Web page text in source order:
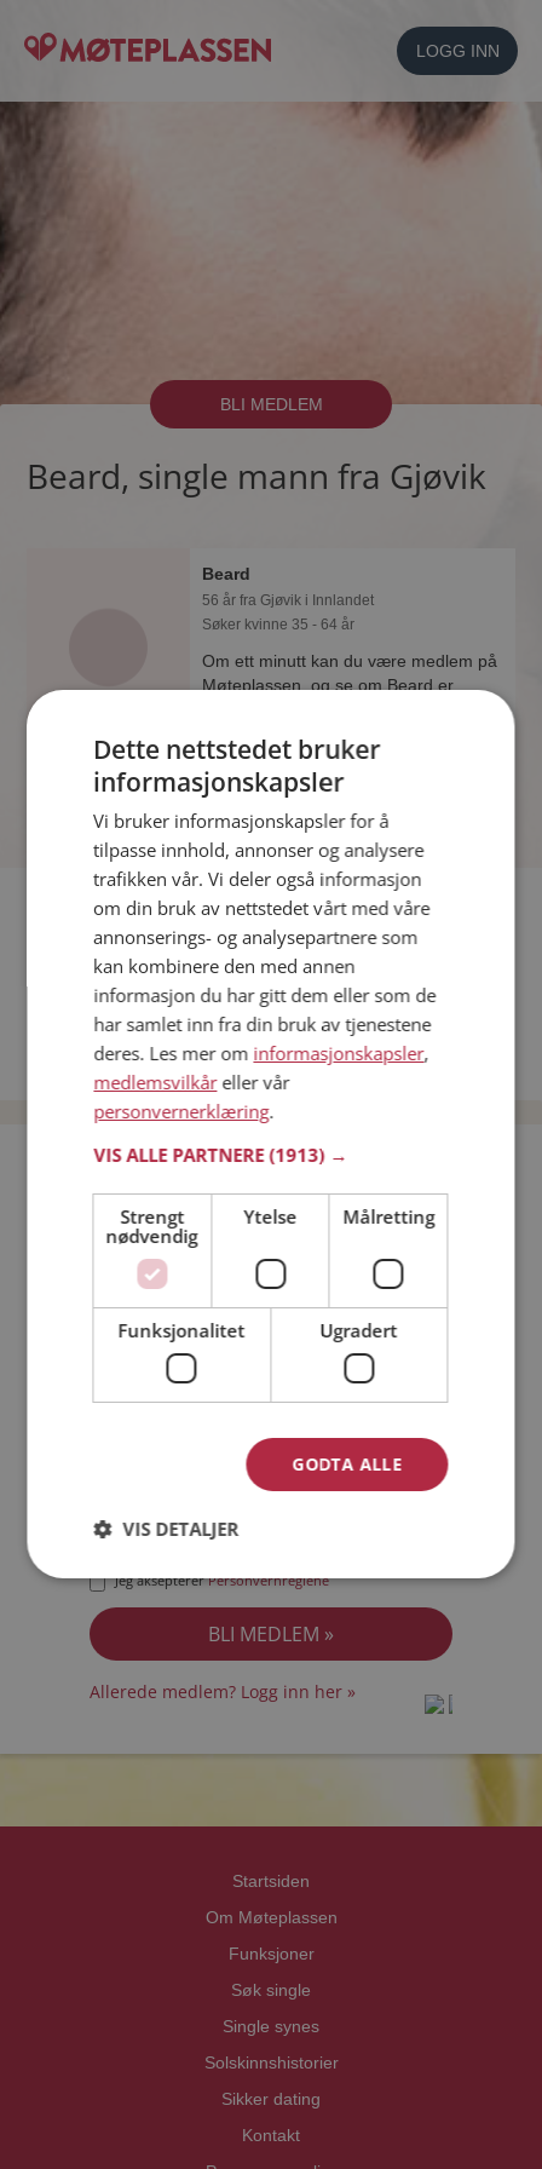
LOGG INN
BLI MEDLEM
Beard, single mann fra Gjøvik
Beard
56 år fra Gjøvik i Innlandet
Søker kvinne 35 - 64 år
Om ett minutt kan du være medlem på
Møteplassen, og se om Beard er
Fler single
Flere singlemenn fra Gjøvik:Hei, Harald,
Kvinner fra Gjøvik
Date kvinner i Norge
Date menn i Norge
Bli medlem gratis!
Jeg er en:
Jeg akseptererPersonvernreglene
Allerede medlem? Logg inn her »
Startsiden
Om Møteplassen
Funksjoner
Søk single
Single synes
Solskinnshistorier
Sikker dating
Kontakt
Dette nettstedet bruker
informasjonskapsler
Vi bruker informasjonskapsler for å
tilpasse innhold, annonser og analysere
trafikken vår. Vi deler også informasjon
om din bruk av nettstedet vårt med våre
annonserings- og analysepartnere som
kan kombinere den med annen
informasjon du har gitt dem eller som de
har samlet inn fra din bruk av tjenestene
deres. Les mer om informasjonskapsler,
medlemsvilkåreller vår
personvernerklæring.
VIS ALLE PARTNERE(1913) →
Strengt
nødvendig
Ytelse Målretting
Funksjonalitet Ugradert
GODTA ALLE
VIS DETALJER